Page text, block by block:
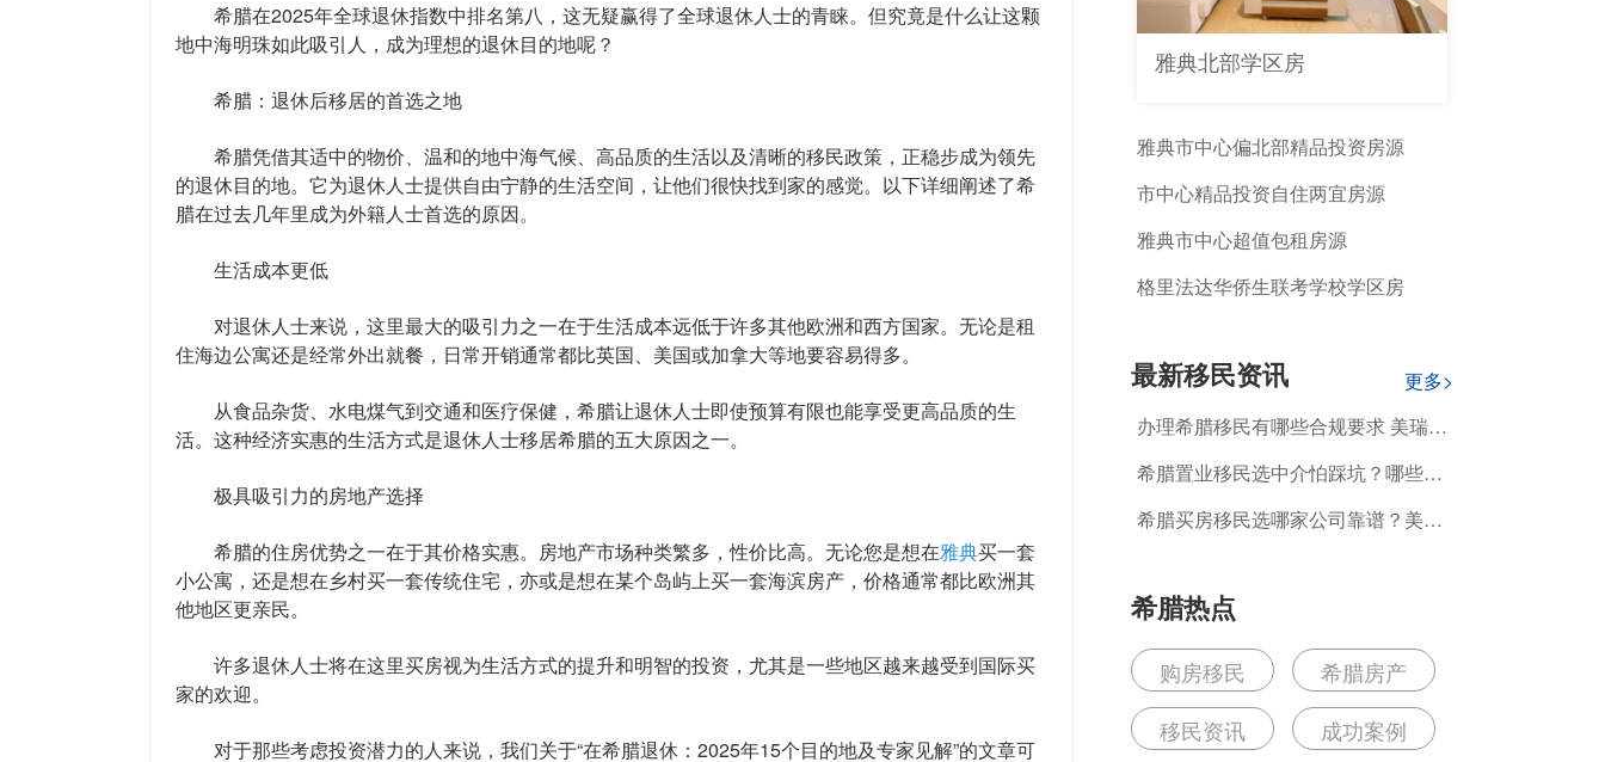
希腊在2025年全球退休指数中排名第八，这无疑赢得了全球退休人士的青睐。但究竟是什么让这颗
地中海明珠如此吸引人，成为理想的退休目的地呢？
希腊：退休后移居的首选之地
希腊凭借其适中的物价、温和的地中海气候、高品质的生活以及清晰的移民政策，正稳步成为领先
的退休目的地。它为退休人士提供自由宁静的生活空间，让他们很快找到家的感觉。以下详细阐述了希
腊在过去几年里成为外籍人士首选的原因。
生活成本更低
对退休人士来说，这里最大的吸引力之一在于生活成本远低于许多其他欧洲和西方国家。无论是租
住海边公寓还是经常外出就餐，日常开销通常都比英国、美国或加拿大等地要容易得多。
从食品杂货、水电煤气到交通和医疗保健，希腊让退休人士即使预算有限也能享受更高品质的生
活。这种经济实惠的生活方式是退休人士移居希腊的五大原因之一。
极具吸引力的房地产选择
希腊的住房优势之一在于其价格实惠。房地产市场种类繁多，性价比高。无论您是想在雅典买一套
小公寓，还是想在乡村买一套传统住宅，亦或是想在某个岛屿上买一套海滨房产，价格通常都比欧洲其
他地区更亲民。
许多退休人士将在这里买房视为生活方式的提升和明智的投资，尤其是一些地区越来越受到国际买
家的欢迎。
对于那些考虑投资潜力的人来说，我们关于“在希腊退休：2025年15个目的地及专家见解”的文章可
雅典北部学区房
雅典市中心偏北部精品投资房源
市中心精品投资自住两宜房源
雅典市中心超值包租房源
格里法达华侨生联考学校学区房
最新移民资讯
更多>
办理希腊移民有哪些合规要求 美瑞海
希腊置业移民选中介怕踩坑？哪些机
希腊买房移民选哪家公司靠谱？美瑞
希腊热点
购房移民
希腊房产
移民资讯
成功案例